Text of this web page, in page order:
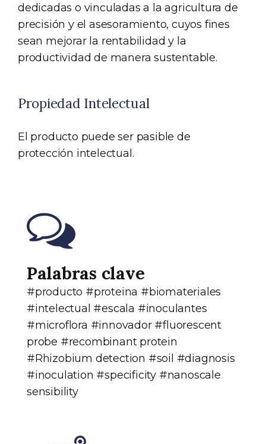
dedicadas o vinculadas a la agricultura de
precisión y el asesoramiento, cuyos fines
sean mejorar la rentabilidad y la
productividad de manera sustentable.
Propiedad Intelectual
El producto puede ser pasible de
protección intelectual.
Palabras clave
#producto #proteina #biomateriales
#intelectual #escala #inoculantes
#microflora #innovador #fluorescent
probe #recombinant protein
#Rhizobium detection #soil #diagnosis
#inoculation #specificity #nanoscale
sensibility